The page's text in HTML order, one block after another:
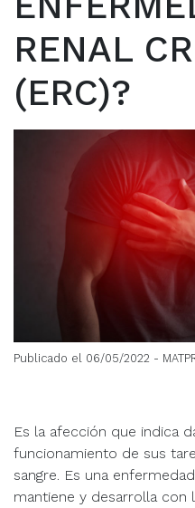
RENAL
(ERC)?
Publicado el 06/05/2022 -
Es la afección que indica
funcionamiento de sus
sangre. Es una
mantiene y desarrolla con